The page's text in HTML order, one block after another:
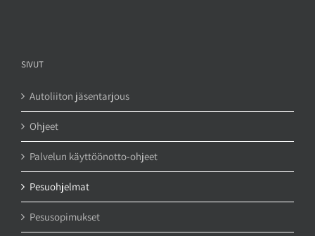
SIVUT
Autoliiton jäsentarjous
Ohjeet
Palvelun käyttöönotto-ohjeet
Pesuohjelmat
Pesusopimukset